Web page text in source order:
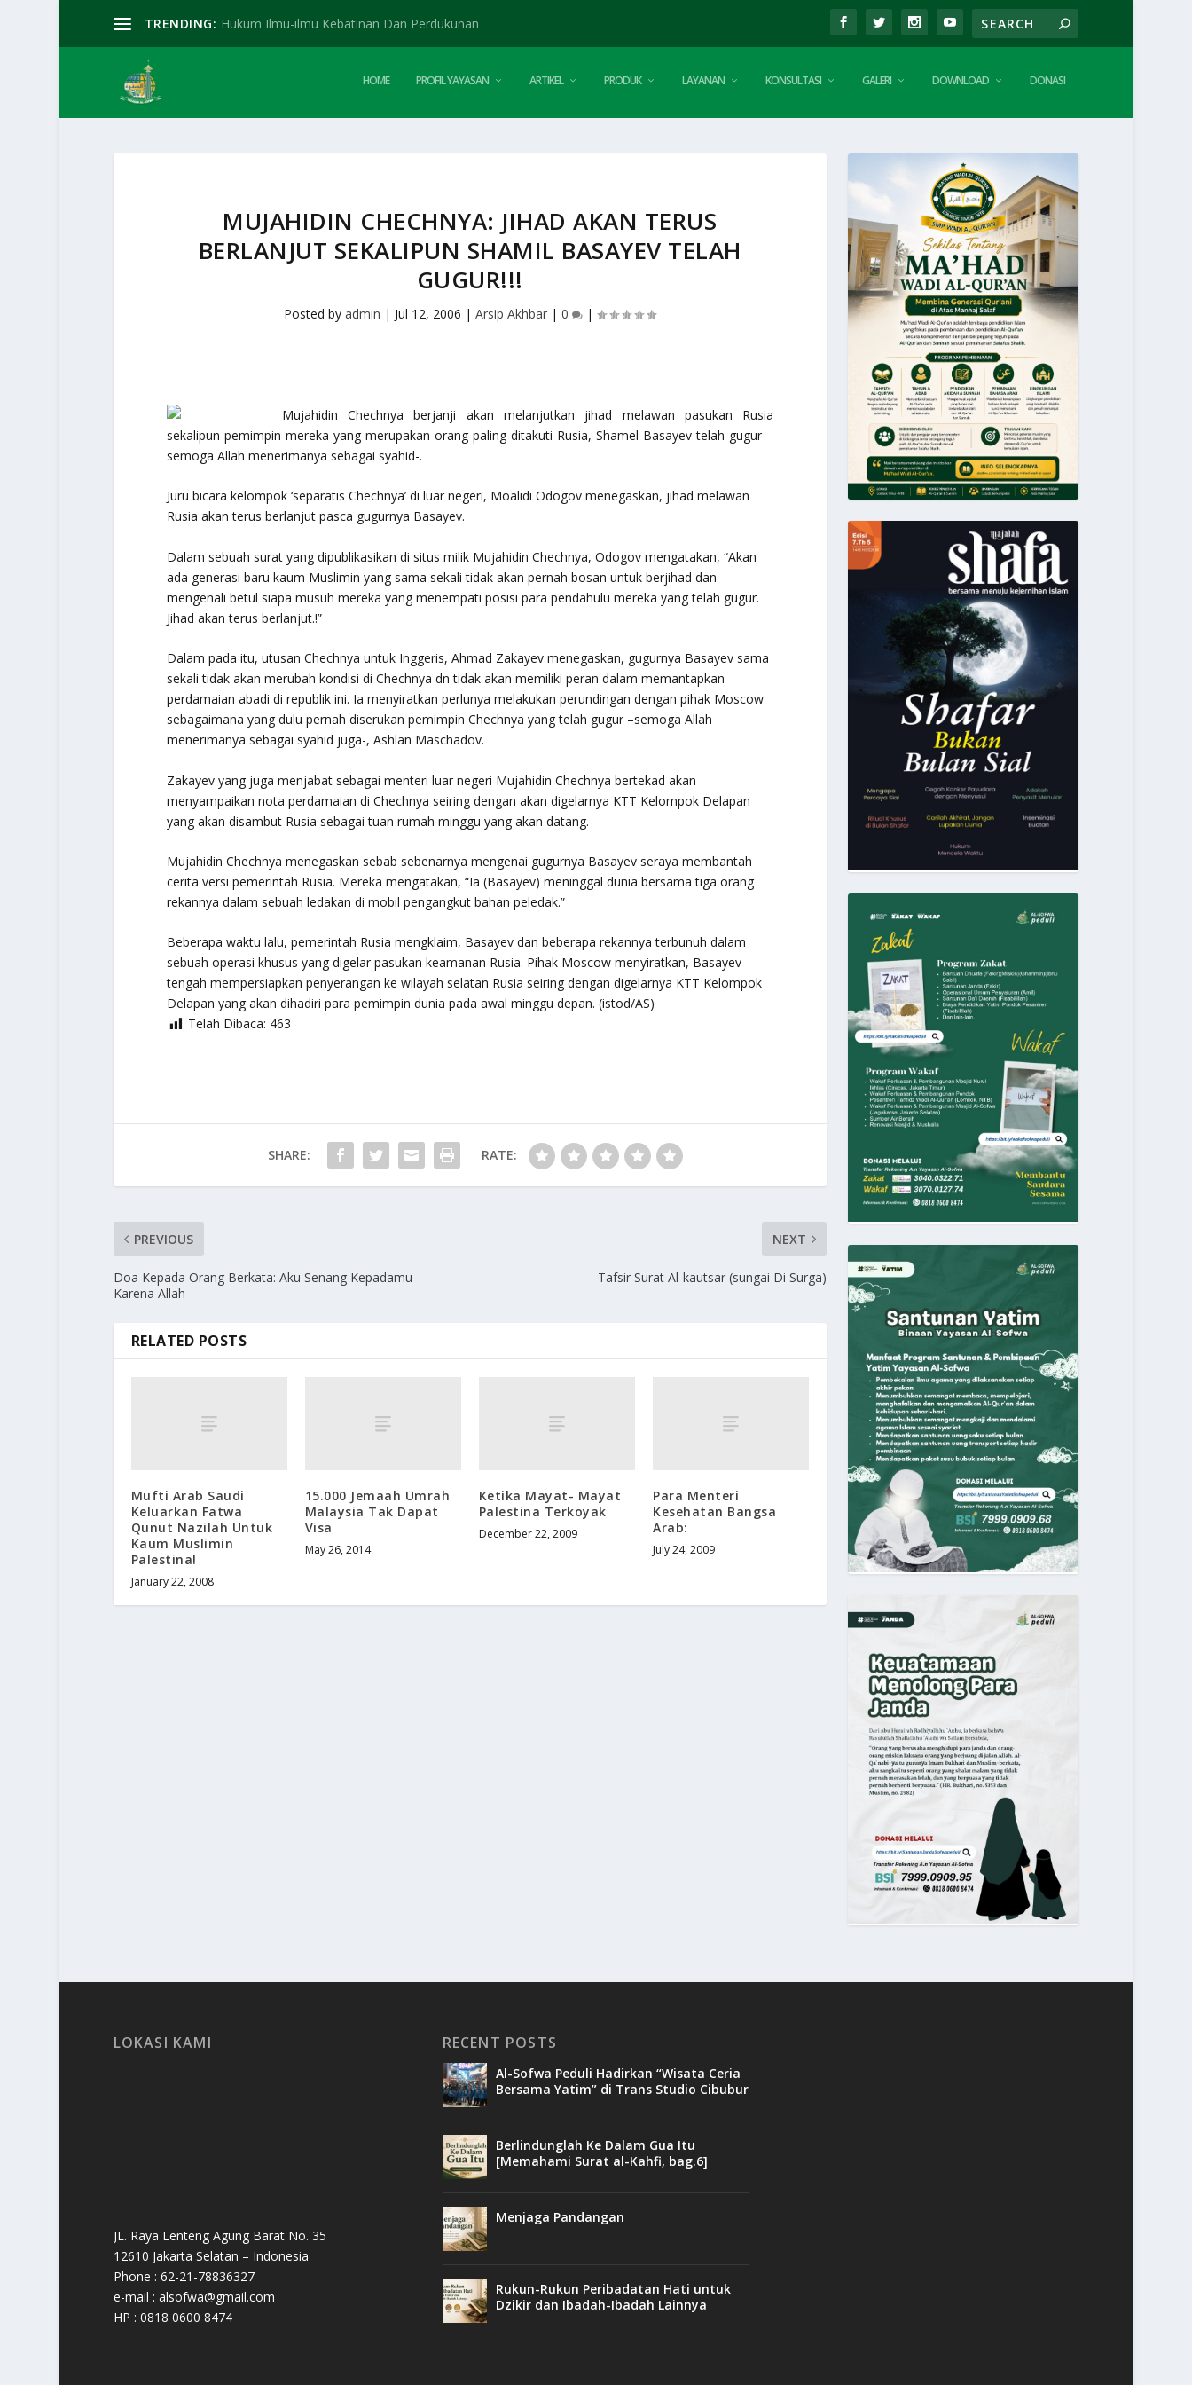
TRENDING: Hukum Ilmu-ilmu Kebatinan Dan Perdukunan
HOME PROFIL YAYASAN ARTIKEL PRODUK LAYANAN KONSULTASI GALERI DOWNLOAD DONASI
MUJAHIDIN CHECHNYA: JIHAD AKAN TERUS
BERLANJUT SEKALIPUN SHAMIL BASAYEV TELAH
GUGUR!!!
Posted byadmin | Jul 12, 2006 |Arsip Akhbar |0 |
Mujahidin Chechnya berjanji akan melanjutkan jihad melawan pasukan Rusia
sekalipun pemimpin mereka yang merupakan orang paling ditakuti Rusia, Shamel Basayev telah gugur –
semoga Allah menerimanya sebagai syahid-.
Juru bicara kelompok ‘separatis Chechnya’ di luar negeri, Moalidi Odogov menegaskan, jihad melawan
Rusia akan terus berlanjut pasca gugurnya Basayev.
Dalam sebuah surat yang dipublikasikan di situs milik Mujahidin Chechnya, Odogov mengatakan, “Akan
ada generasi baru kaum Muslimin yang sama sekali tidak akan pernah bosan untuk berjihad dan
mengenali betul siapa musuh mereka yang menempati posisi para pendahulu mereka yang telah gugur.
Jihad akan terus berlanjut.!”
Dalam pada itu, utusan Chechnya untuk Inggeris, Ahmad Zakayev menegaskan, gugurnya Basayev sama
sekali tidak akan merubah kondisi di Chechnya dn tidak akan memiliki peran dalam memantapkan
perdamaian abadi di republik ini. Ia menyiratkan perlunya melakukan perundingan dengan pihak Moscow
sebagaimana yang dulu pernah diserukan pemimpin Chechnya yang telah gugur –semoga Allah
menerimanya sebagai syahid juga-, Ashlan Maschadov.
Zakayev yang juga menjabat sebagai menteri luar negeri Mujahidin Chechnya bertekad akan
menyampaikan nota perdamaian di Chechnya seiring dengan akan digelarnya KTT Kelompok Delapan
yang akan disambut Rusia sebagai tuan rumah minggu yang akan datang.
Mujahidin Chechnya menegaskan sebab sebenarnya mengenai gugurnya Basayev seraya membantah
cerita versi pemerintah Rusia. Mereka mengatakan, “Ia (Basayev) meninggal dunia bersama tiga orang
rekannya dalam sebuah ledakan di mobil pengangkut bahan peledak.”
Beberapa waktu lalu, pemerintah Rusia mengklaim, Basayev dan beberapa rekannya terbunuh dalam
sebuah operasi khusus yang digelar pasukan keamanan Rusia. Pihak Moscow menyiratkan, Basayev
tengah mempersiapkan penyerangan ke wilayah selatan Rusia seiring dengan digelarnya KTT Kelompok
Delapan yang akan dihadiri para pemimpin dunia pada awal minggu depan. (istod/AS)
Telah Dibaca: 463
SHARE: RATE:
PREVIOUS
Doa Kepada Orang Berkata: Aku Senang Kepadamu
Karena Allah
NEXT
Tafsir Surat Al-kautsar (sungai Di Surga)
RELATED POSTS
Mufti Arab Saudi
Keluarkan Fatwa
Qunut Nazilah Untuk
Kaum Muslimin
Palestina!
January 22, 2008
15.000 Jemaah Umrah
Malaysia Tak Dapat
Visa
May 26, 2014
Ketika Mayat- Mayat
Palestina Terkoyak
December 22, 2009
Para Menteri
Kesehatan Bangsa
Arab:
July 24, 2009
LOKASI KAMI
JL. Raya Lenteng Agung Barat No. 35
12610 Jakarta Selatan – Indonesia
Phone : 62-21-78836327
e-mail : alsofwa@gmail.com
HP : 0818 0600 8474
RECENT POSTS
Al-Sofwa Peduli Hadirkan “Wisata Ceria
Bersama Yatim” di Trans Studio Cibubur
Berlindunglah Ke Dalam Gua Itu
[Memahami Surat al-Kahfi, bag.6]
Menjaga Pandangan
Rukun-Rukun Peribadatan Hati untuk
Dzikir dan Ibadah-Ibadah Lainnya